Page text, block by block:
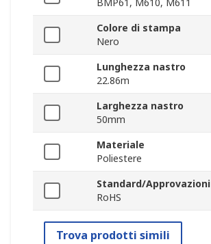
BMP61, M610, M611
Colore di stampa
Nero
Lunghezza nastro
22.86m
Larghezza nastro
50mm
Materiale
Poliestere
Standard/Approvazioni
RoHS
Trova prodotti simili